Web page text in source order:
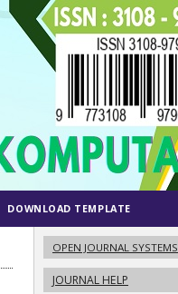
OPEN JOURNAL SYSTEMS
JOURNAL HELP
DOWNLOAD TEMPLATE